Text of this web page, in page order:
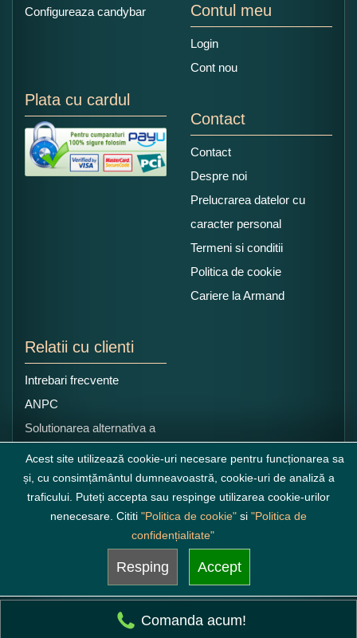
Configureaza candybar Contul meu
Login
Cont nou
Plata cu cardul
Contact
Contact
Despre noi
Prelucrarea datelor cu
caracter personal
Termeni si conditii
Politica de cookie
Cariere la Armand
Relatii cu clienti
Intrebari frecvente
ANPC
Solutionarea alternativa a
litigiilor
Acest site utilizează cookie-uri necesare pentru funcționarea sa
și, cu consimțământul dumneavoastră, cookie-uri de analiză a
traficului. Puteți accepta sau respinge utilizarea cookie-urilor
nenecesare. Cititi "Politica de cookie" si "Politica de
confidențialitate"
Resping Accept
Comanda acum!